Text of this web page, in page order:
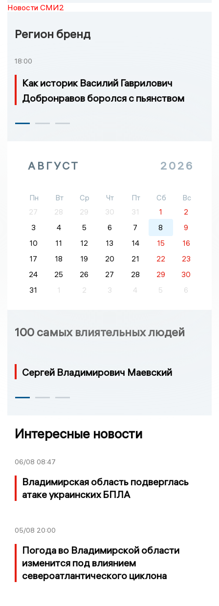
Новости СМИ2
Регион бренд
18:00
Как историк Василий Гаврилович
Добронравов боролся с пьянством
АВГУСТ 2026
Пн Вт Ср Чт Пт Сб
Вс
27
28 29 30 31 1
2
3
4 5 6 7 8
9
10
11 12 13 14 15
16
17
18 19 20 21 22
23
24
25 26 27 28 29
30
31
1 2 3 4 5 6
100 самых влиятельных людей
Сергей Владимирович Маевский
Интересные новости
06/08 08:47
Владимирская область подверглась
атаке украинских БПЛА
05/08 20:00
Погода во Владимирской области
изменится под влиянием
североатлантического циклона